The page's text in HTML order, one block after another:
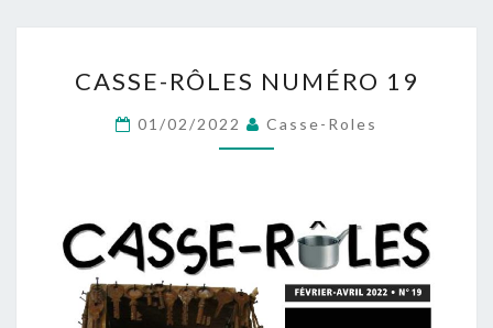
RÔLES
NUMÉRO
19
CASSE-RÔLES NUMÉRO 19
01/02/2022 Casse-Roles